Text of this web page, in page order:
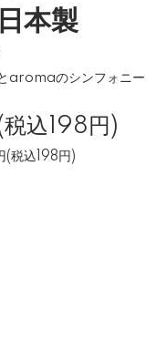
本製
aromaのシンフォニー
税込198円)
(税込198円)